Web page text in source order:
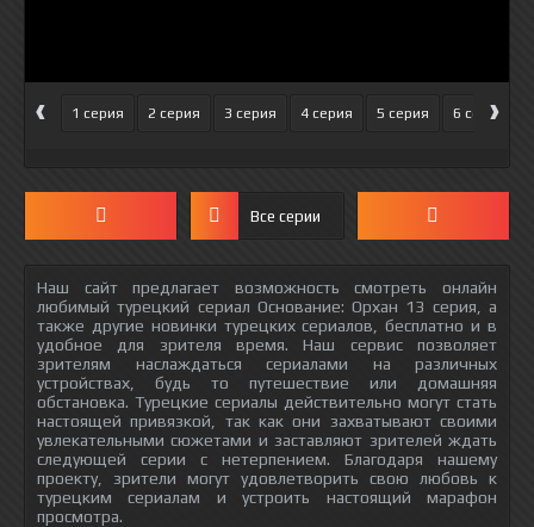
‹ 1 серия 2 серия 3 серия 4 серия 5 серия 6 серия
›
Все серии
Наш сайт предлагает возможность смотреть онлайн
любимый турецкий сериал Основание: Орхан 13 серия, а
также другие новинки турецких сериалов, бесплатно и в
удобное для зрителя время. Наш сервис позволяет
зрителям наслаждаться сериалами на различных
устройствах, будь то путешествие или домашняя
обстановка. Турецкие сериалы действительно могут стать
настоящей привязкой, так как они захватывают своими
увлекательными сюжетами и заставляют зрителей ждать
следующей серии с нетерпением. Благодаря нашему
проекту, зрители могут удовлетворить свою любовь к
турецким сериалам и устроить настоящий марафон
просмотра.